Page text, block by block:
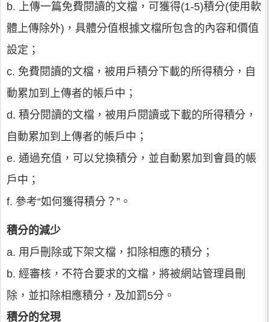
b. 上傳一篇免費閱讀的文檔，可獲得(1-5)積分(使用軟
體上傳除外)，具體分值根據文檔所包含的內容和價值
設定；
c. 免費閱讀的文檔，被用戶積分下載的所得積分，自
動累加到上傳者的帳戶中；
d. 積分閱讀的文檔，被用戶閱讀或下載的所得積分，
自動累加到上傳者的帳戶中；
e. 通過充值，可以兌換積分，並自動累加到會員的帳
戶中；
f. 參考“如何獲得積分？”。
積分的減少
a. 用戶刪除或下架文檔，扣除相應的積分；
b. 經審核，不符合要求的文檔，將被網站管理員刪
除，並扣除相應積分，及加罰5分。
積分的兌現